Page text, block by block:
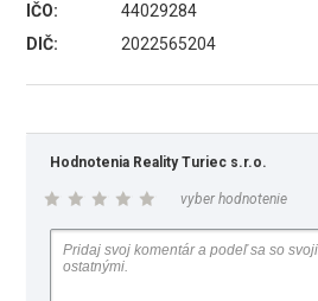
IČO:
44029284
DIČ:
2022565204
Hodnotenia Reality Turiec s.r.o.
vyber hodnotenie